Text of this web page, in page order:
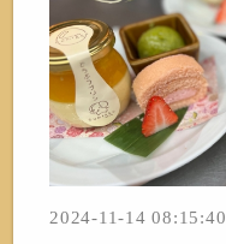
2024-11-14 08:15:40